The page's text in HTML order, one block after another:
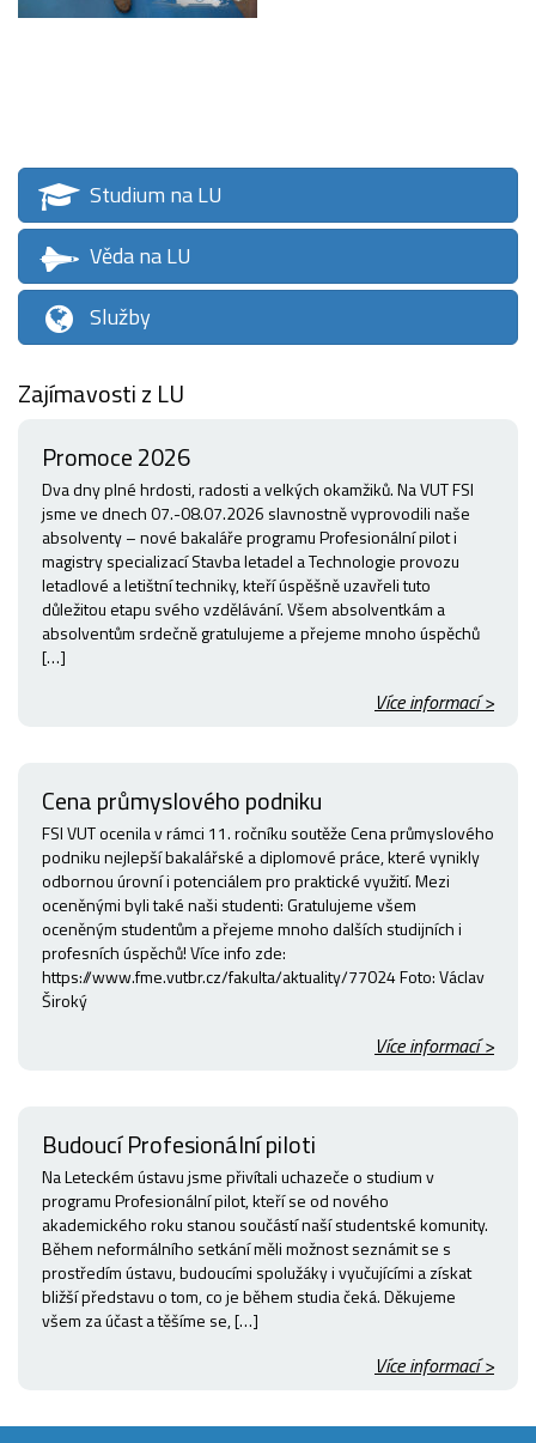
Studium na LU
Věda na LU
Služby
Zajímavosti z LU
Promoce 2026
Dva dny plné hrdosti, radosti a velkých okamžiků. Na VUT FSI
jsme ve dnech 07.-08.07.2026 slavnostně vyprovodili naše
absolventy – nové bakaláře programu Profesionální pilot i
magistry specializací Stavba letadel a Technologie provozu
letadlové a letištní techniky, kteří úspěšně uzavřeli tuto
důležitou etapu svého vzdělávání. Všem absolventkám a
absolventům srdečně gratulujeme a přejeme mnoho úspěchů
[…]
Více informací >
Cena průmyslového podniku
FSI VUT ocenila v rámci 11. ročníku soutěže Cena průmyslového
podniku nejlepší bakalářské a diplomové práce, které vynikly
odbornou úrovní i potenciálem pro praktické využití. Mezi
oceněnými byli také naši studenti: Gratulujeme všem
oceněným studentům a přejeme mnoho dalších studijních i
profesních úspěchů! Více info zde:
https://www.fme.vutbr.cz/fakulta/aktuality/77024 Foto: Václav
Široký
Více informací >
Budoucí Profesionální piloti
Na Leteckém ústavu jsme přivítali uchazeče o studium v
programu Profesionální pilot, kteří se od nového
akademického roku stanou součástí naší studentské komunity.
Během neformálního setkání měli možnost seznámit se s
prostředím ústavu, budoucími spolužáky i vyučujícími a získat
bližší představu o tom, co je během studia čeká. Děkujeme
všem za účast a těšíme se, […]
Více informací >